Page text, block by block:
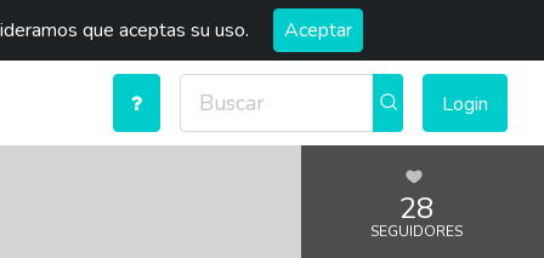
que aceptas su uso. Aceptar
Login
28
SEGUIDORES